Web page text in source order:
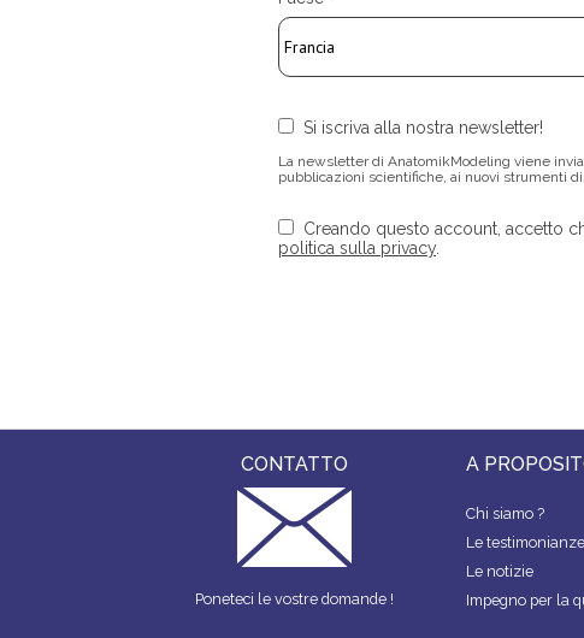
Si iscriva alla nostra newsletter!
La newsletter di AnatomikModeling viene
pubblicazioni scientifiche, ai nuovi strumenti
Creando questo account, accetto
politica sulla privacy.
CONTATTO
Poneteci le vostre domande !
A
Chi siamo ?
Le testimonianze
Le notizie
Impegno per la